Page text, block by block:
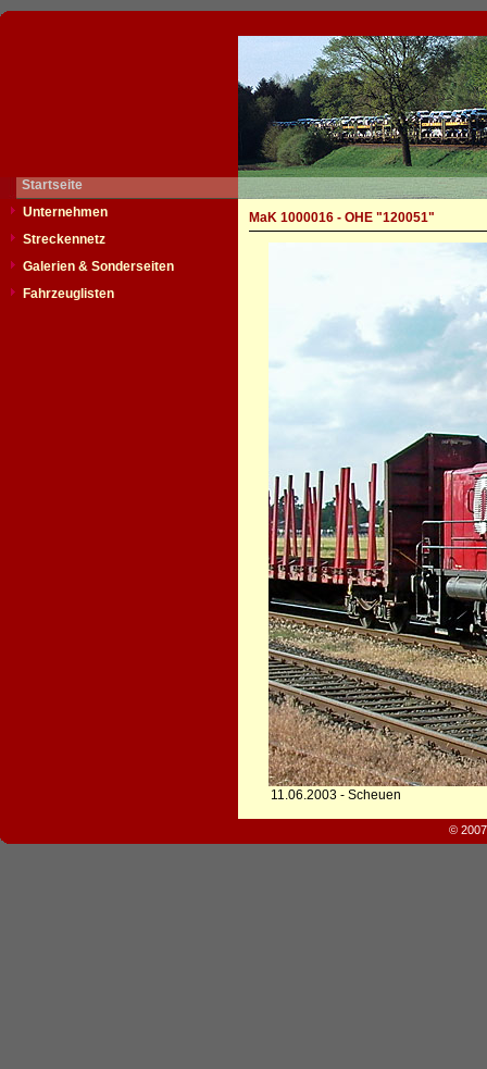
Startseite
Unternehmen
Streckennetz
Galerien & Sonderseiten
Fahrzeuglisten
MaK 1000016 - OHE "120051"
11.06.2003 - Scheuen
©